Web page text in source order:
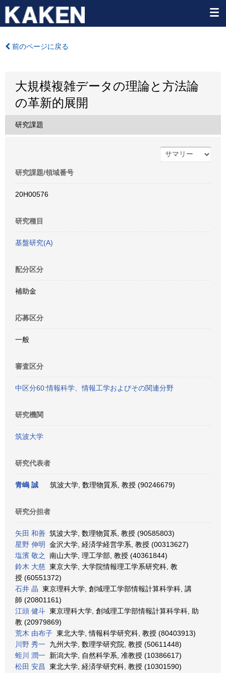
前のページに戻る
大規模複雑データの理論と方法論
の革新的展開
研究課題
研究課題/領域番号
20H00576
研究種目
基盤研究(A)
配分区分
補助金
応募区分
一般
審査区分
中区分60:情報科学、情報工学およびその関連分野
研究機関
筑波大学
研究代表者
青嶋 誠 筑波大学, 数理物質系, 教授 (90246679)
研究分担者
矢田 和善 筑波大学, 数理物質系, 教授 (90585803)
星野 伸明
金沢大学, 経済学経営学系, 教授 (00313627)
塩濱 敬之
南山大学, 理工学部, 教授 (40361844)
鈴木 大慈 東京大学, 大学院情報理工学系研究科, 教
授 (60551372)
石井 晶 東京理科大学, 創域理工学部情報計算科学科, 講
師 (20801161)
江頭 健斗 東京理科大学, 創域理工学部情報計算科学科, 助
教 (20979869)
荒木 由布子 東北大学, 情報科学研究科, 教授 (80403913)
川野 秀一 九州大学, 数理学研究院, 教授 (50611448)
蛭川 潤一 新潟大学, 自然科学系, 准教授 (10386617)
松田 安昌
東北大学, 経済学研究科, 教授 (10301590)